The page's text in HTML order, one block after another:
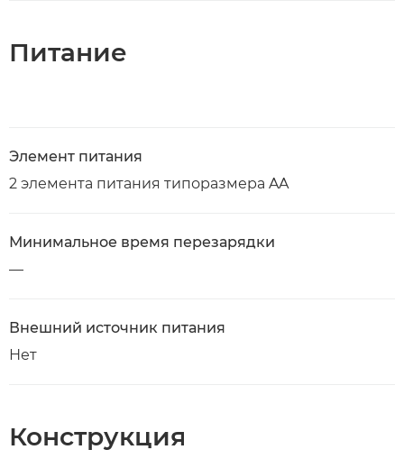
Питание
Элемент питания
2 элемента питания типоразмера AA
Минимальное время перезарядки
—
Внешний источник питания
Нет
Конструкция